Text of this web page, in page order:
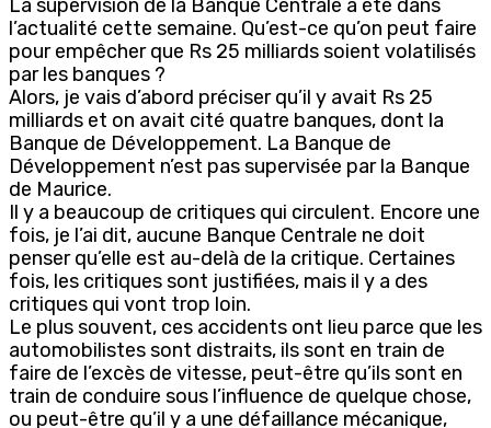
La supervision de la Banque Centrale a été dans
l’actualité cette semaine. Qu’est-ce qu’on peut faire
pour empêcher que Rs 25 milliards soient volatilisés
par les banques ?
Alors, je vais d’abord préciser qu’il y avait Rs 25
milliards et on avait cité quatre banques, dont la
Banque de Développement. La Banque de
Développement n’est pas supervisée par la Banque
de Maurice.
Il y a beaucoup de critiques qui circulent. Encore une
fois, je l’ai dit, aucune Banque Centrale ne doit
penser qu’elle est au-delà de la critique. Certaines
fois, les critiques sont justifiées, mais il y a des
critiques qui vont trop loin.
Le plus souvent, ces accidents ont lieu parce que les
automobilistes sont distraits, ils sont en train de
faire de l’excès de vitesse, peut-être qu’ils sont en
train de conduire sous l’influence de quelque chose,
ou peut-être qu’il y a une défaillance mécanique,